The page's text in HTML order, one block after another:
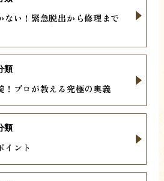
ない！緊急脱出から修理まで
！プロが教える究極の奥義
類
イント
類